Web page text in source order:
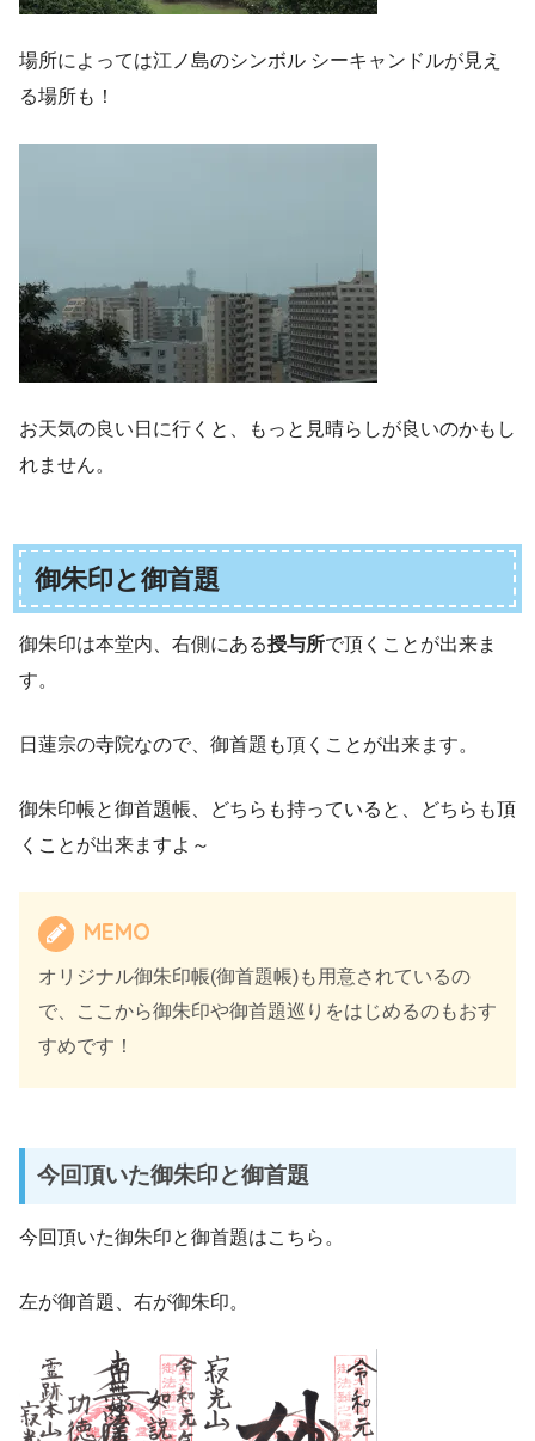
場所によっては江ノ島のシンボル シーキャンドルが見え
る場所も！
お天気の良い日に行くと、もっと見晴らしが良いのかもし
れません。
御朱印と御首題
御朱印は本堂内、右側にある授与所で頂くことが出来ま
す。
日蓮宗の寺院なので、御首題も頂くことが出来ます。
御朱印帳と御首題帳、どちらも持っていると、どちらも頂
くことが出来ますよ～
MEMO
オリジナル御朱印帳(御首題帳)も用意されているの
で、ここから御朱印や御首題巡りをはじめるのもおす
すめです！
今回頂いた御朱印と御首題
今回頂いた御朱印と御首題はこちら。
左が御首題、右が御朱印。